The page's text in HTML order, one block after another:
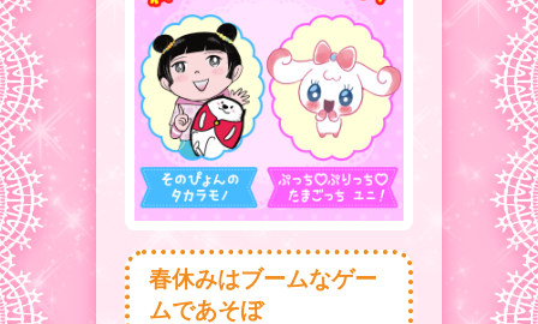
春休みはブームなゲー
ムであそぼ